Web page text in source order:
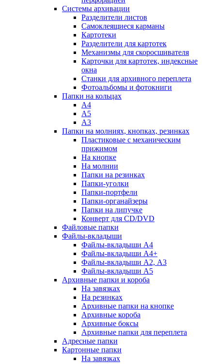
Системы архивации
Разделители листов
Самоклеящиеся карманы
Картотеки
Разделители для картотек
Механизмы для скоросшивателя
Карточки для картотек, индексные
окна
Станки для архивного переплета
Фотоальбомы и фотокниги
Папки на кольцах
А4
А5
А3
Папки на молниях, кнопках, резинках
Пластиковые с механическим
прижимом
На кнопке
На молнии
Папки на резинках
Папки-уголки
Папки-портфели
Папки-органайзеры
Папки на липучке
Конверт для CD/DVD
Файловые папки
Файлы-вкладыши
Файлы-вкладыши А4
Файлы-вкладыши А4+
Файлы-вкладыши А2, А3
Файлы-вкладыши А5
Архивные папки и короба
На завязках
На резинках
Архивные папки на кнопке
Архивные короба
Архивные боксы
Архивные папки для переплета
Адресные папки
Картонные папки
На завязках